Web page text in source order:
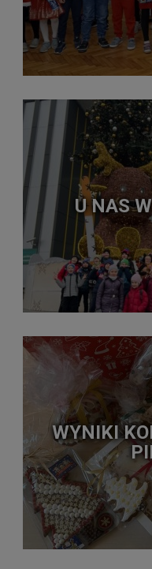
U NAS
WYNIKI